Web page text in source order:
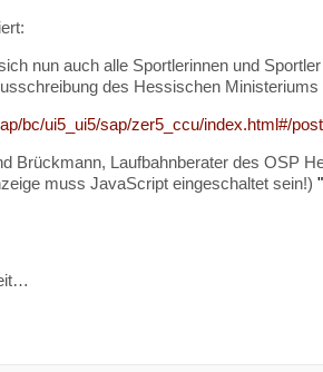
nun auch alle Sportlerinnen und
des Hessischen
bc/ui5_ui5/sap/zer5_ccu/index.html#/
Brückmann, Laufbahnberater des OSP
muss JavaScript eingeschaltet sein!) "